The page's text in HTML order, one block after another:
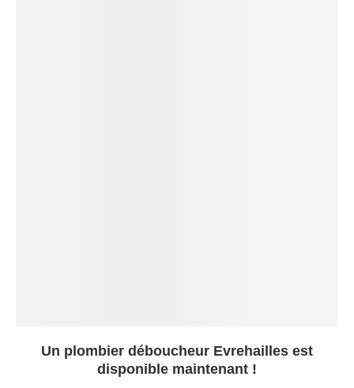
Un plombier déboucheur Evrehailles est
disponible maintenant !